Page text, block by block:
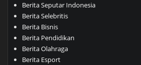
Berita Seputar Indonesia
Berita Selebritis
Berita Bisnis
Berita Pendidikan
Berita Olahraga
Berita Esport